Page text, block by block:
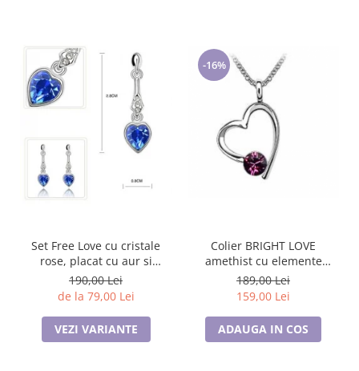
Set Free Love cu cristale
rose, placat cu aur si
garantie 6 luni
190,00 Lei
de la 79,00 Lei
VEZI VARIANTE
-16%
Colier BRIGHT LOVE
amethist cu elemente
Swarovski, placat cu aur 18k
189,00 Lei
159,00 Lei
ADAUGA IN COS